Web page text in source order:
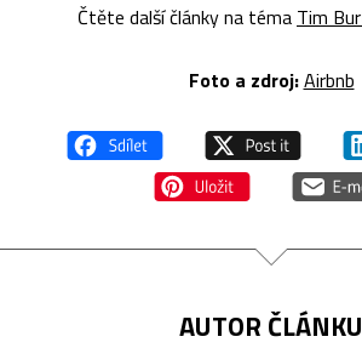
Čtěte další články na téma Tim
Foto a zdroj:Airbnb
AUTOR ČLÁNKU